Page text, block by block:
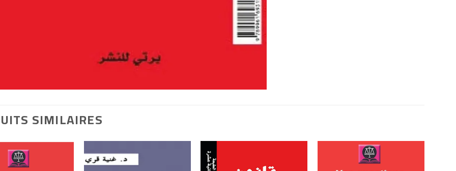
SIMILAIRES